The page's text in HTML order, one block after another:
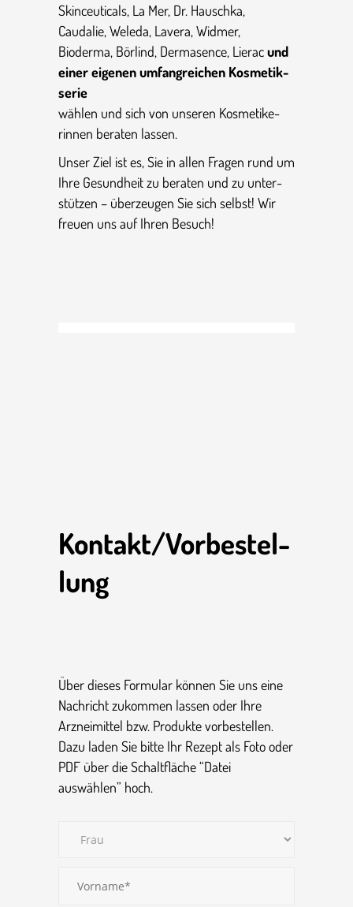
Skinceu­ti­cals, La Mer, Dr. Hauschka,
Caudalie, Weleda, Lavera, Widmer,
Bioderma, Börlind, Derma­sence, Lieracund
einer eigenen umfang­rei­chen Kosme­tik­
serie
wählen und sich von unseren Kosme­ti­ke­
rinnen beraten lassen.
Unser Ziel ist es, Sie in allen Fragen rund um
Ihre Gesund­heit zu beraten und zu unter­
stützen – überzeugen Sie sich selbst! Wir
freuen uns auf Ihren Besuch!
Kontakt/Vor­be­stel­
lung
Über dieses Formular können Sie uns eine
Nachricht zukommen lassen oder Ihre
Arznei­mittel bzw. Produkte vorbe­stellen.
Dazu laden Sie bitte Ihr Rezept als Foto oder
PDF über die Schalt­fläche “Datei
auswählen” hoch.